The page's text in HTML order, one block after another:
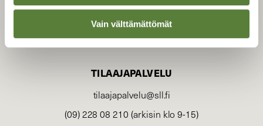
Vain välttämättömät
TILAAJAPALVELU
tilaajapalvelu@sll.fi
(09) 228 08 210 (arkisin klo 9-15)